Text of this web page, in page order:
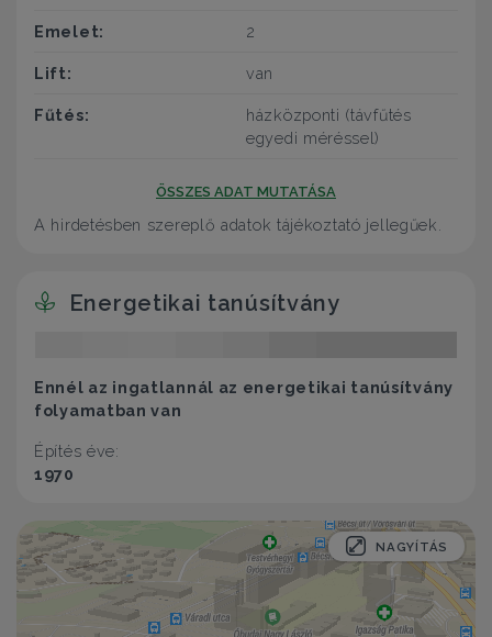
Emelet: 2
Lift: van
Fűtés:
házközponti (távfűtés
egyedi méréssel)
ÖSSZES ADAT MUTATÁSA
A hirdetésben szereplő adatok tájékoztató jellegűek.
Energetikai tanúsítvány
Ennél az ingatlannál az energetikai tanúsítvány
folyamatban van
Építés éve:
1970
NAGYÍTÁS